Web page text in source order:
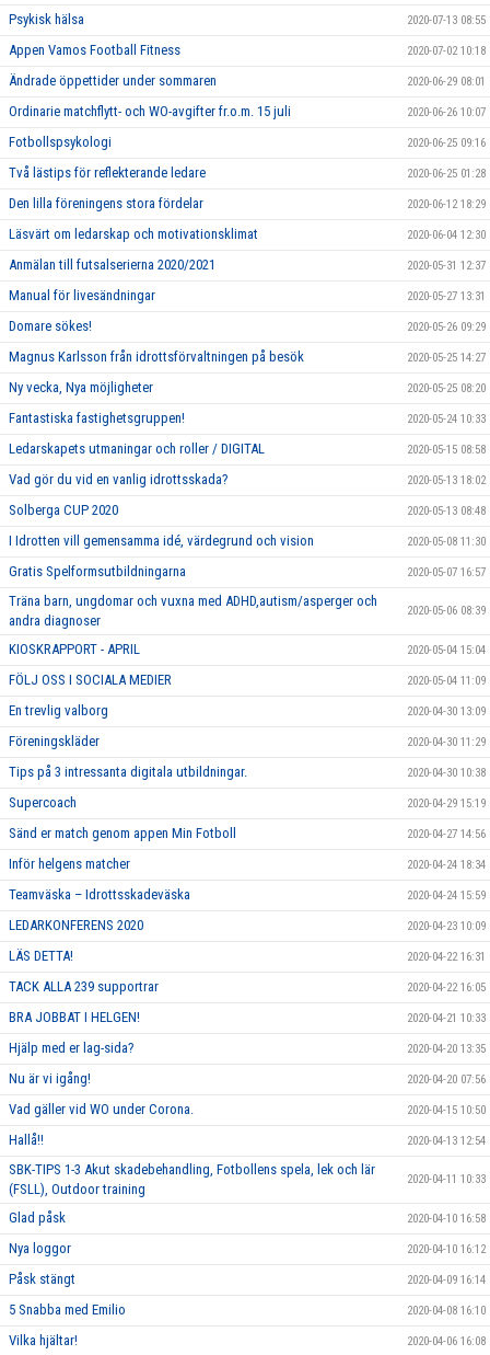
Psykisk hälsa 2020-07-13 08:55
Appen Vamos Football Fitness 2020-07-02 10:18
Ändrade öppettider under sommaren 2020-06-29 08:01
Ordinarie matchflytt- och WO-avgifter fr.o.m. 15 juli 2020-06-26 10:07
Fotbollspsykologi 2020-06-25 09:16
Två lästips för reflekterande ledare 2020-06-25 01:28
Den lilla föreningens stora fördelar 2020-06-12 18:29
Läsvärt om ledarskap och motivationsklimat 2020-06-04 12:30
Anmälan till futsalserierna 2020/2021 2020-05-31 12:37
Manual för livesändningar 2020-05-27 13:31
Domare sökes! 2020-05-26 09:29
Magnus Karlsson från idrottsförvaltningen på besök 2020-05-25 14:27
Ny vecka, Nya möjligheter 2020-05-25 08:20
Fantastiska fastighetsgruppen! 2020-05-24 10:33
Ledarskapets utmaningar och roller / DIGITAL 2020-05-15 08:58
Vad gör du vid en vanlig idrottsskada? 2020-05-13 18:02
Solberga CUP 2020 2020-05-13 08:48
I Idrotten vill gemensamma idé, värdegrund och vision 2020-05-08 11:30
Gratis Spelformsutbildningarna 2020-05-07 16:57
Träna barn, ungdomar och vuxna med ADHD,autism/asperger och
andra diagnoser
2020-05-06 08:39
KIOSKRAPPORT - APRIL 2020-05-04 15:04
FÖLJ OSS I SOCIALA MEDIER 2020-05-04 11:09
En trevlig valborg 2020-04-30 13:09
Föreningskläder 2020-04-30 11:29
Tips på 3 intressanta digitala utbildningar. 2020-04-30 10:38
Supercoach 2020-04-29 15:19
Sänd er match genom appen Min Fotboll 2020-04-27 14:56
Inför helgens matcher 2020-04-24 18:34
Teamväska – Idrottsskadeväska 2020-04-24 15:59
LEDARKONFERENS 2020 2020-04-23 10:09
LÄS DETTA! 2020-04-22 16:31
TACK ALLA 239 supportrar 2020-04-22 16:05
BRA JOBBAT I HELGEN! 2020-04-21 10:33
Hjälp med er lag-sida? 2020-04-20 13:35
Nu är vi igång! 2020-04-20 07:56
Vad gäller vid WO under Corona. 2020-04-15 10:50
Hallå!! 2020-04-13 12:54
SBK-TIPS 1-3 Akut skadebehandling, Fotbollens spela, lek och lär
(FSLL), Outdoor training
2020-04-11 10:33
Glad påsk 2020-04-10 16:58
Nya loggor 2020-04-10 16:12
Påsk stängt 2020-04-09 16:14
5 Snabba med Emilio 2020-04-08 16:10
Vilka hjältar! 2020-04-06 16:08